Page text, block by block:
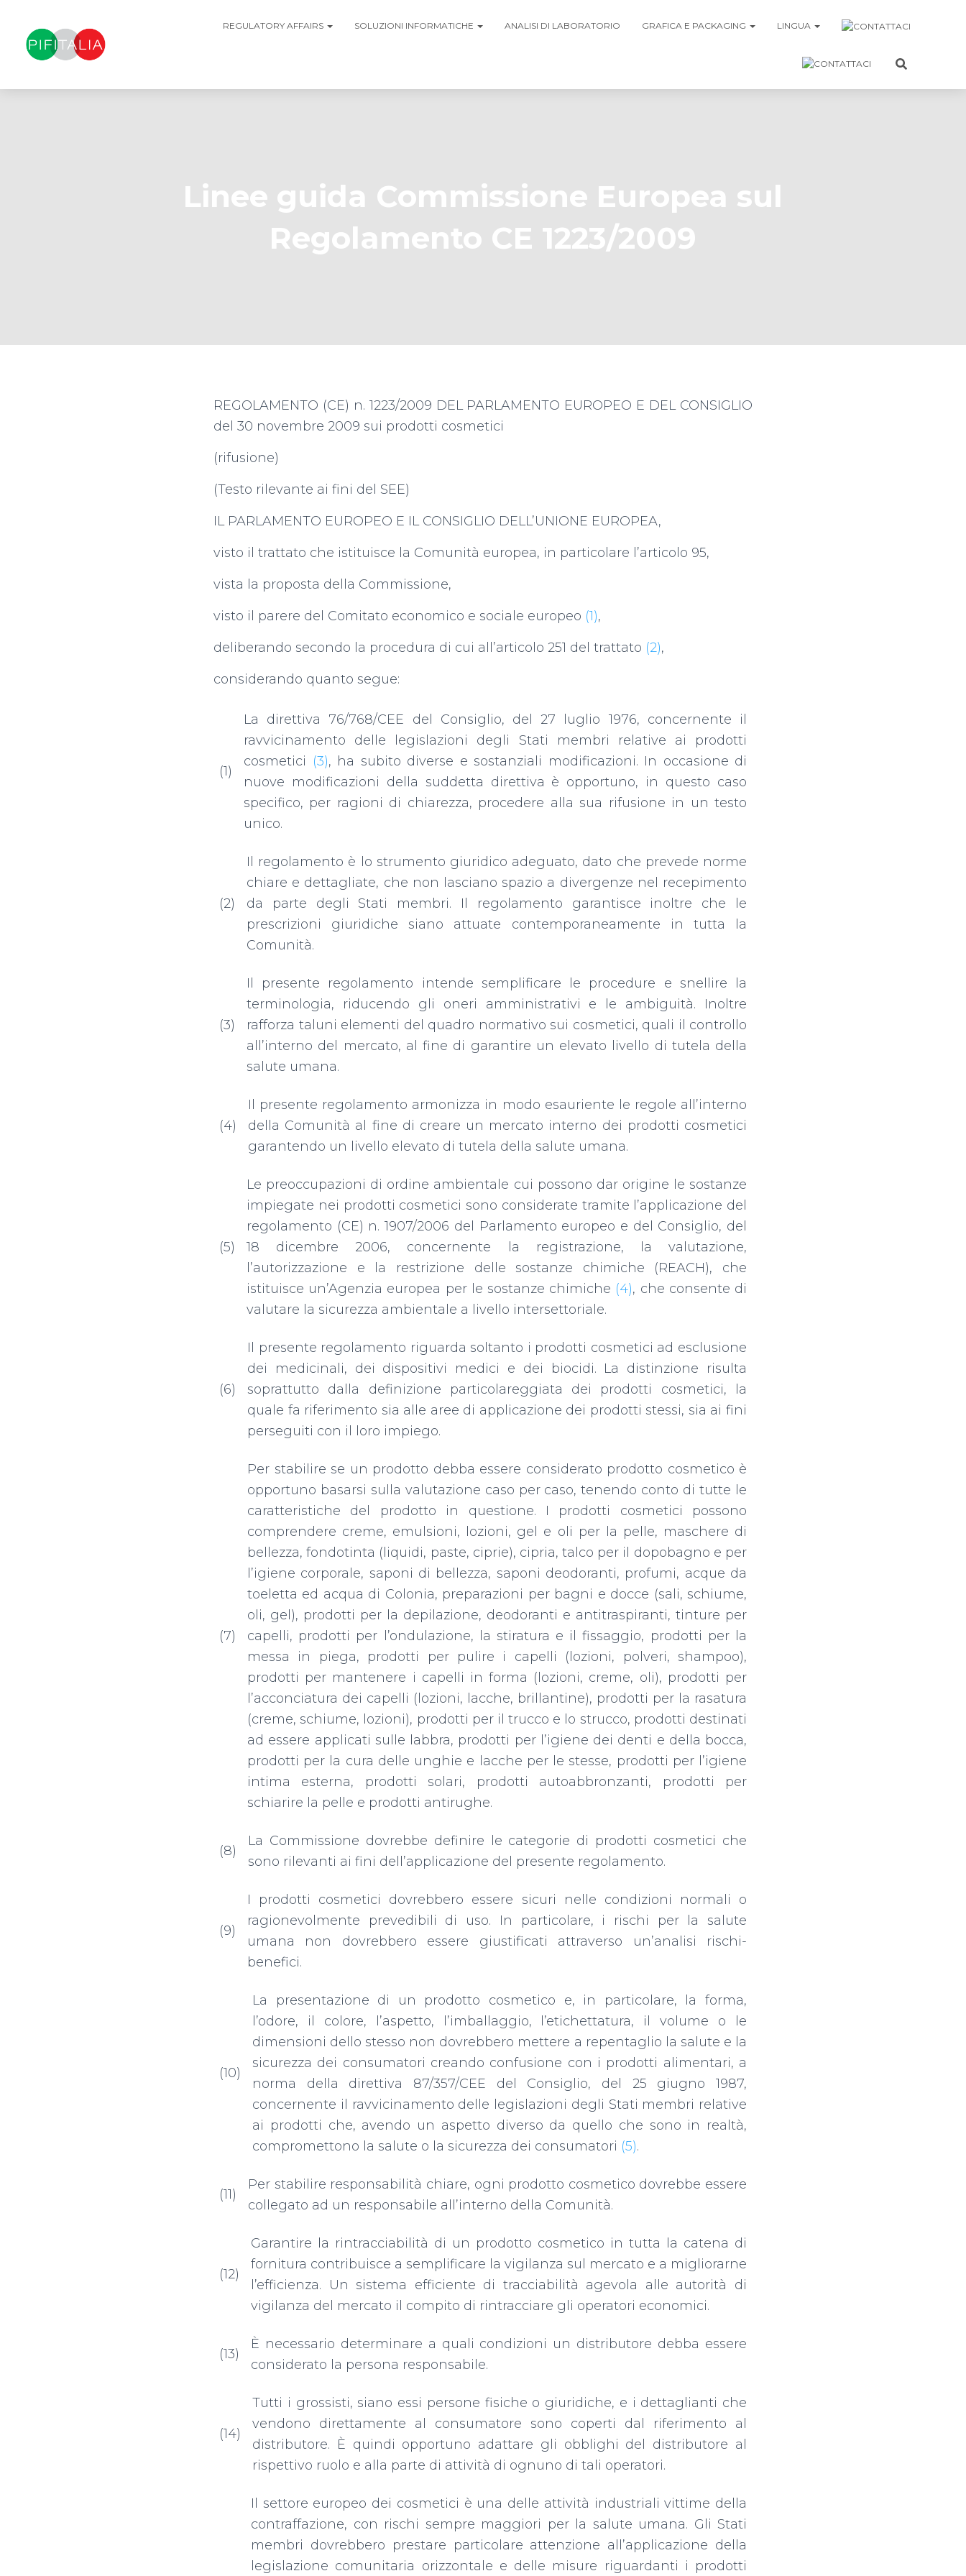
REGULATORY AFFAIRS SOLUZIONI INFORMATICHE ANALISI DI LABORATORIO GRAFICA E PACKAGING LINGUA
Linee guida Commissione Europea sul
Regolamento CE 1223/2009
REGOLAMENTO (CE) n. 1223/2009 DEL PARLAMENTO EUROPEO E DEL CONSIGLIO
del 30 novembre 2009 sui prodotti cosmetici
(rifusione)
(Testo rilevante ai fini del SEE)
IL PARLAMENTO EUROPEO E IL CONSIGLIO DELL’UNIONE EUROPEA,
visto il trattato che istituisce la Comunità europea, in particolare l’articolo 95,
vista la proposta della Commissione,
visto il parere del Comitato economico e sociale europeo (1),
deliberando secondo la procedura di cui all’articolo 251 del trattato (2),
considerando quanto segue:
(1)
La direttiva 76/768/CEE del Consiglio, del 27 luglio 1976, concernente il
ravvicinamento delle legislazioni degli Stati membri relative ai prodotti
cosmetici (3), ha subito diverse e sostanziali modificazioni. In occasione di
nuove modificazioni della suddetta direttiva è opportuno, in questo caso
specifico, per ragioni di chiarezza, procedere alla sua rifusione in un testo
unico.
(2)
Il regolamento è lo strumento giuridico adeguato, dato che prevede norme
chiare e dettagliate, che non lasciano spazio a divergenze nel recepimento
da parte degli Stati membri. Il regolamento garantisce inoltre che le
prescrizioni giuridiche siano attuate contemporaneamente in tutta la
Comunità.
(3)
Il presente regolamento intende semplificare le procedure e snellire la
terminologia, riducendo gli oneri amministrativi e le ambiguità. Inoltre
rafforza taluni elementi del quadro normativo sui cosmetici, quali il controllo
all’interno del mercato, al fine di garantire un elevato livello di tutela della
salute umana.
(4)
Il presente regolamento armonizza in modo esauriente le regole all’interno
della Comunità al fine di creare un mercato interno dei prodotti cosmetici
garantendo un livello elevato di tutela della salute umana.
(5)
Le preoccupazioni di ordine ambientale cui possono dar origine le sostanze
impiegate nei prodotti cosmetici sono considerate tramite l’applicazione del
regolamento (CE) n. 1907/2006 del Parlamento europeo e del Consiglio, del
18 dicembre 2006, concernente la registrazione, la valutazione,
l’autorizzazione e la restrizione delle sostanze chimiche (REACH), che
istituisce un’Agenzia europea per le sostanze chimiche (4), che consente di
valutare la sicurezza ambientale a livello intersettoriale.
(6)
Il presente regolamento riguarda soltanto i prodotti cosmetici ad esclusione
dei medicinali, dei dispositivi medici e dei biocidi. La distinzione risulta
soprattutto dalla definizione particolareggiata dei prodotti cosmetici, la
quale fa riferimento sia alle aree di applicazione dei prodotti stessi, sia ai fini
perseguiti con il loro impiego.
(7)
Per stabilire se un prodotto debba essere considerato prodotto cosmetico è
opportuno basarsi sulla valutazione caso per caso, tenendo conto di tutte le
caratteristiche del prodotto in questione. I prodotti cosmetici possono
comprendere creme, emulsioni, lozioni, gel e oli per la pelle, maschere di
bellezza, fondotinta (liquidi, paste, ciprie), cipria, talco per il dopobagno e per
l’igiene corporale, saponi di bellezza, saponi deodoranti, profumi, acque da
toeletta ed acqua di Colonia, preparazioni per bagni e docce (sali, schiume,
oli, gel), prodotti per la depilazione, deodoranti e antitraspiranti, tinture per
capelli, prodotti per l’ondulazione, la stiratura e il fissaggio, prodotti per la
messa in piega, prodotti per pulire i capelli (lozioni, polveri, shampoo),
prodotti per mantenere i capelli in forma (lozioni, creme, oli), prodotti per
l’acconciatura dei capelli (lozioni, lacche, brillantine), prodotti per la rasatura
(creme, schiume, lozioni), prodotti per il trucco e lo strucco, prodotti destinati
ad essere applicati sulle labbra, prodotti per l’igiene dei denti e della bocca,
prodotti per la cura delle unghie e lacche per le stesse, prodotti per l’igiene
intima esterna, prodotti solari, prodotti autoabbronzanti, prodotti per
schiarire la pelle e prodotti antirughe.
(8)
La Commissione dovrebbe definire le categorie di prodotti cosmetici che
sono rilevanti ai fini dell’applicazione del presente regolamento.
(9)
I prodotti cosmetici dovrebbero essere sicuri nelle condizioni normali o
ragionevolmente prevedibili di uso. In particolare, i rischi per la salute
umana non dovrebbero essere giustificati attraverso un’analisi rischi-
benefici.
(10)
La presentazione di un prodotto cosmetico e, in particolare, la forma,
l’odore, il colore, l’aspetto, l’imballaggio, l’etichettatura, il volume o le
dimensioni dello stesso non dovrebbero mettere a repentaglio la salute e la
sicurezza dei consumatori creando confusione con i prodotti alimentari, a
norma della direttiva 87/357/CEE del Consiglio, del 25 giugno 1987,
concernente il ravvicinamento delle legislazioni degli Stati membri relative
ai prodotti che, avendo un aspetto diverso da quello che sono in realtà,
compromettono la salute o la sicurezza dei consumatori (5).
(11)
Per stabilire responsabilità chiare, ogni prodotto cosmetico dovrebbe essere
collegato ad un responsabile all’interno della Comunità.
(12)
Garantire la rintracciabilità di un prodotto cosmetico in tutta la catena di
fornitura contribuisce a semplificare la vigilanza sul mercato e a migliorarne
l’efficienza. Un sistema efficiente di tracciabilità agevola alle autorità di
vigilanza del mercato il compito di rintracciare gli operatori economici.
(13)
È necessario determinare a quali condizioni un distributore debba essere
considerato la persona responsabile.
(14)
Tutti i grossisti, siano essi persone fisiche o giuridiche, e i dettaglianti che
vendono direttamente al consumatore sono coperti dal riferimento al
distributore. È quindi opportuno adattare gli obblighi del distributore al
rispettivo ruolo e alla parte di attività di ognuno di tali operatori.
Il settore europeo dei cosmetici è una delle attività industriali vittime della
contraffazione, con rischi sempre maggiori per la salute umana. Gli Stati
membri dovrebbero prestare particolare attenzione all’applicazione della
legislazione comunitaria orizzontale e delle misure riguardanti i prodotti